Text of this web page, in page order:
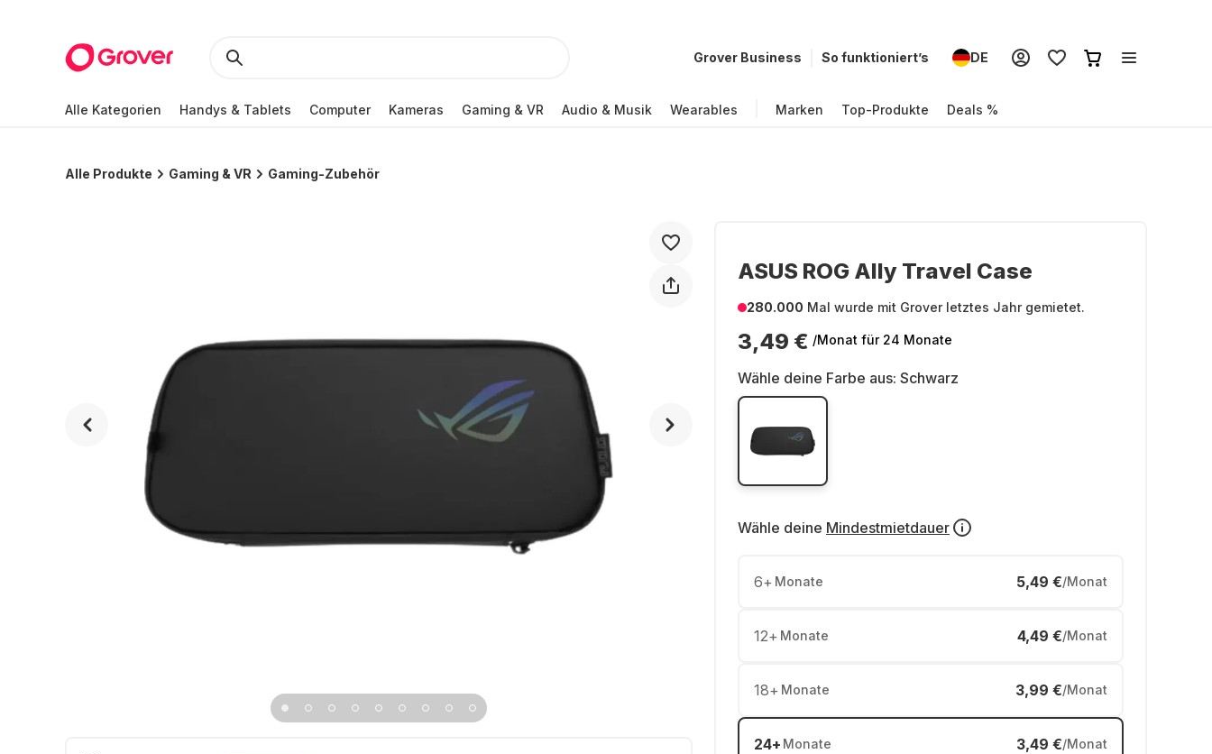
Grover Business So funktioniert’s DE
Alle Kategorien Handys & Tablets Computer Kameras Gaming & VR Audio & Musik Wearables Marken Top-Produkte Deals %
Alle Produkte Gaming & VR Gaming-Zubehör
ASUS ROG Ally Travel Case
280.000 Mal wurde mit Grover letztes Jahr gemietet.
3,49 € /Monat für 24 Monate
Wähle deine Farbe aus: Schwarz
Wähle deine Mindestmietdauer
6+ Monate 5,49 €/Monat
12+ Monate 4,49 €/Monat
18+ Monate 3,99 €/Monat
24+ Monate 3,49 €/Monat